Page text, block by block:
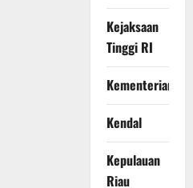
Kejaksaan
Tinggi RI
Kementerian
Kendal
Kepulauan
Riau